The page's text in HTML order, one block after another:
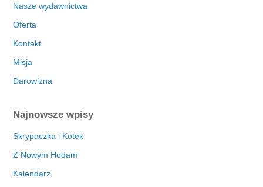
Nasze wydawnictwa
Oferta
Kontakt
Misja
Darowizna
Najnowsze wpisy
Skrypaczka i Kotek
Z Nowym Hodam
Kalendarz